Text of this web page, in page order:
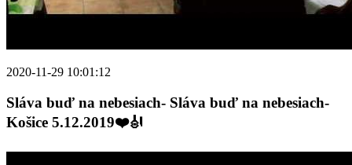
2020-11-29 10:01:12
Sláva buď na nebesiach- Sláva buď na nebesiach-
Košice 5.12.2019❤️🎻